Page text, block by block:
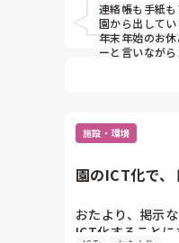
連絡帳も手紙
園から出してい
年末年始のお
ーと言いなが
施設・環境
園のICT化で、
おたより、掲示
ICT化すること